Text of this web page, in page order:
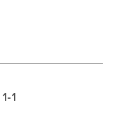
1-1